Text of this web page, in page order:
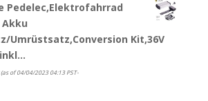
Pedelec,Elektrofahrrad
Umrüstsatz,Conversion Kit,36V
inkl…
of 04/04/2023 04:13 PST-